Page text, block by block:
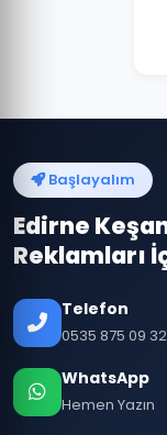
Başlayalım
Edirne
Reklamları
Telefon
0535 875 09 32
WhatsApp
Hemen Yazın